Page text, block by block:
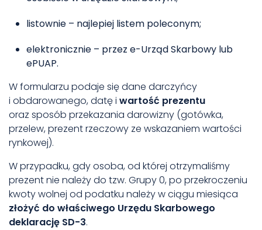
listownie – najlepiej listem poleconym;
elektronicznie – przez e-Urząd Skarbowy lub
ePUAP.
W formularzu podaje się dane darczyńcy
i obdarowanego, datę i wartość prezentu
oraz sposób przekazania darowizny (gotówka,
przelew, prezent rzeczowy ze wskazaniem wartości
rynkowej).
W przypadku, gdy osoba, od której otrzymaliśmy
prezent nie należy do tzw. Grupy 0, po przekroczeniu
kwoty wolnej od podatku należy w ciągu miesiąca
złożyć do właściwego Urzędu Skarbowego
deklarację SD-3.